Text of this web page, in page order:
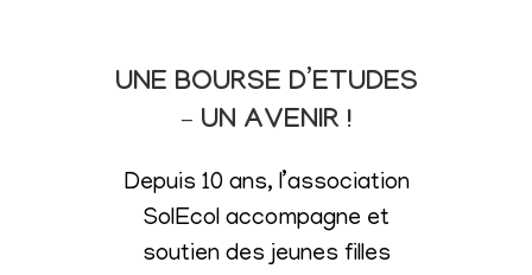
UNE BOURSE D’ETUDES
– UN AVENIR !
Depuis 10 ans, l’association
SolEcol accompagne et
soutien des jeunes filles